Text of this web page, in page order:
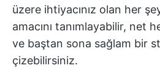
üzere ihtiyacınız olan her
amacını tanımlayabilir, net
ve baştan sona sağlam bir
çizebilirsiniz.